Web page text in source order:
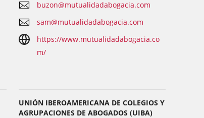
buzon@mutualidadabogacia.com
sam@mutualidadabogacia.com
https://www.mutualidadabogacia.co
m/
UNIÓN IBEROAMERICANA DE COLEGIOS Y
AGRUPACIONES DE ABOGADOS (UIBA)